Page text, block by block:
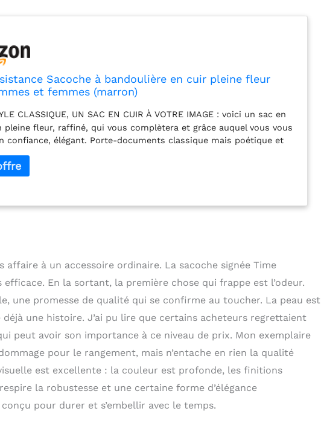
Sacoche à bandoulière en cuir pleine fleur
et femmes (marron)
CLASSIQUE, UN SAC EN CUIR À VOTRE IMAGE : voici un sac en
pleine fleur, raffiné, qui vous complètera et grâce auquel vous vous
confiance, élégant. Porte-documents classique mais poétique et
la fois entre style créatif et business.
- le sac dispose d'un grand compartiment principal et de
poches pour organiser vos affaires.BONUS - il est livré avec un
: 3.1 in (8 cm). Poids: 1lb 9oz (0.7kg).
FAIT POUR DURER -
sac messager est fabriqué en cuir de vachette pleine fleur, qui est
main selon la méthode du tannage végétal et naturelle. Cette
maintient un aspect naturel du cuir, laissant chaque pièce
légèrement différent. Ainsi, il n'y aura qu'un seul sac comme le
le monde.
affaire à un accessoire ordinaire. La sacoche signée Time
En la sortant, la première chose qui frappe est l’odeur.
une promesse de qualité qui se confirme au toucher. La peau est
une histoire. J’ai pu lire que certains acheteurs regrettaient
peut avoir son importance à ce niveau de prix. Mon exemplaire
pour le rangement, mais n’entache en rien la qualité
est excellente : la couleur est profonde, les finitions
la robustesse et une certaine forme d’élégance
pour durer et s’embellir avec le temps.